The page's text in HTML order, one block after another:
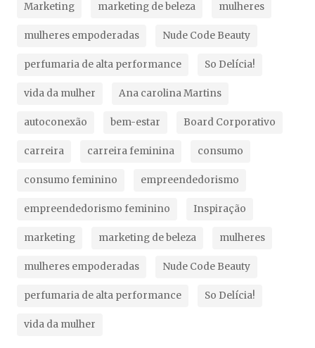
Marketing marketing de beleza mulheres
mulheres empoderadas Nude Code Beauty
perfumaria de alta performance So Delícia!
vida da mulher Ana carolina Martins
autoconexão bem-estar Board Corporativo
carreira carreira feminina consumo
consumo feminino empreendedorismo
empreendedorismo feminino Inspiração
marketing marketing de beleza mulheres
mulheres empoderadas Nude Code Beauty
perfumaria de alta performance So Delícia!
vida da mulher